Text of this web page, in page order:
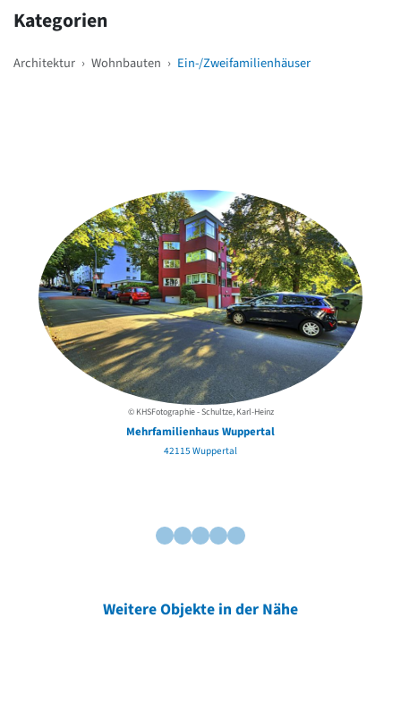
Kategorien
Architektur › Wohnbauten › Ein-/Zweifamilienhäuser
© KHSFotographie - Schultze, Karl-Heinz
Mehrfamilienhaus Wuppertal
42115 Wuppertal
Weitere Objekte in der Nähe